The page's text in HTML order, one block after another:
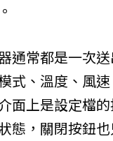
通常都是一次
式、溫度、風
面上是設定檔
態，關閉按鈕